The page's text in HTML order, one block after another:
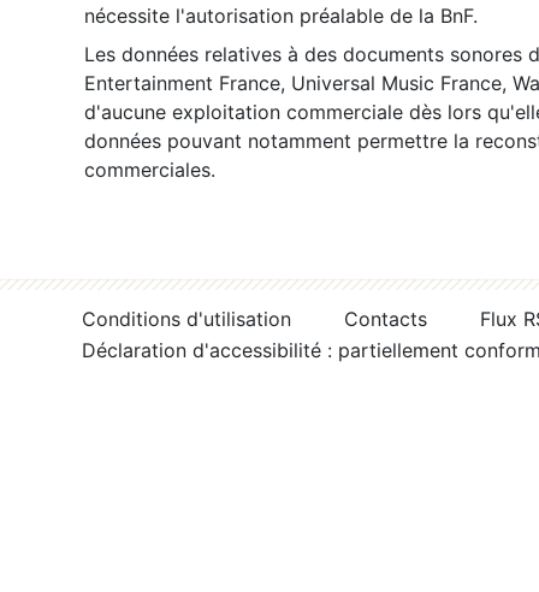
nécessite l'autorisation préalable de la BnF.
Les données relatives à des documents sonores
Entertainment France, Universal Music France,
d'aucune exploitation commerciale dès lors
données pouvant notamment permettre la
commerciales.
Conditions d'utilisation Contacts
Flux
Déclaration d'accessibilité : partiellement